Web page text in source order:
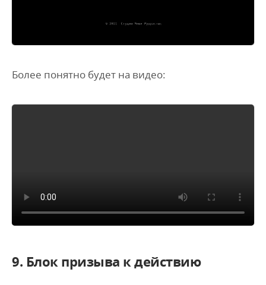
Более понятно будет на видео:
9. Блок призыва к действию